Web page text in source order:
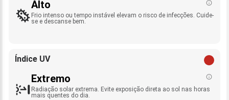
Alto
Frio intenso ou tempo instável elevam o risco de infecções. Cuide-
se e descanse bem.
Índice UV
Extremo
Radiação solar extrema. Evite exposição direta ao sol nas horas
mais quentes do dia.